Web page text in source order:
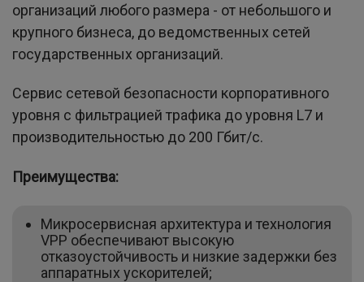
организаций любого размера - от небольшого и
крупного бизнеса, до ведомственных сетей
государственных организаций.
Сервис сетевой безопасности корпоративного
уровня с фильтрацией трафика до уровня L7 и
производительностью до 200 Гбит/с.
Преимущества:
Микросервисная архитектура и технология
VPP обеспечивают высокую
отказоустойчивость и низкие задержки без
аппаратных ускорителей;